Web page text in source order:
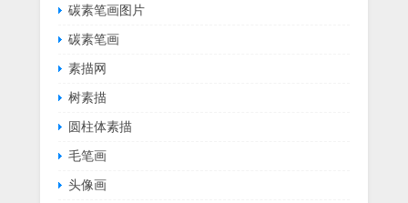
碳素笔画图片
碳素笔画
素描网
树素描
圆柱体素描
毛笔画
头像画